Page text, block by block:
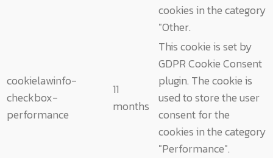
cookies in the category
"Other.
cookielawinfo-
checkbox-
performance
11
months
This cookie is set by
GDPR Cookie Consent
plugin. The cookie is
used to store the user
consent for the
cookies in the category
"Performance".